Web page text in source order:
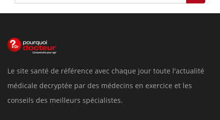
Le site santé de référence avec chaque jour toute l'actualité
médicale decryptée par des médecins en exercice et les
conseils des meilleurs spécialistes.